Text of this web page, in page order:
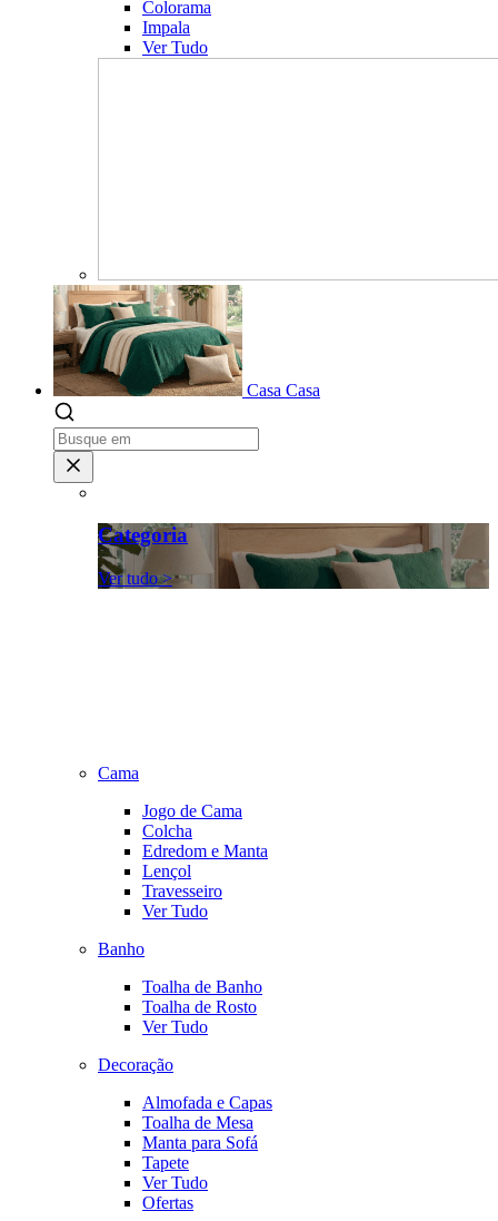
Colorama
Impala
Ver Tudo
Casa Casa
Categoria
Ver tudo >
Cama
Jogo de Cama
Colcha
Edredom e Manta
Lençol
Travesseiro
Ver Tudo
Banho
Toalha de Banho
Toalha de Rosto
Ver Tudo
Decoração
Almofada e Capas
Toalha de Mesa
Manta para Sofá
Tapete
Ver Tudo
Ofertas